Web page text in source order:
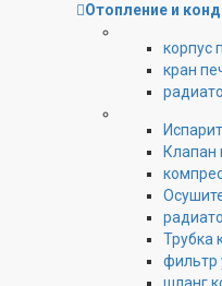
Отопление и
корпус
кран
Клапан
Трубка
фильтр